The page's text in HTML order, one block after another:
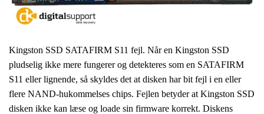
Kingston SSD SATAFIRM S11 fejl. Når en Kingston SSD
pludselig ikke mere fungerer og detekteres som en SATAFIRM
S11 eller lignende, så skyldes det at disken har bit fejl i en eller
flere NAND-hukommelses chips. Fejlen betyder at Kingston SSD
disken ikke kan læse og loade sin firmware korrekt. Diskens